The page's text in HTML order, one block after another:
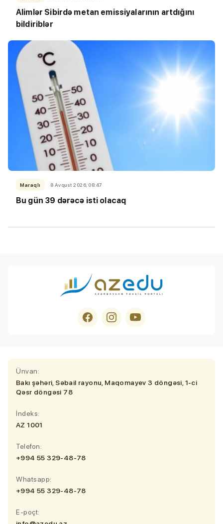
Alimlər Sibirdə metan emissiyalarının artdığını
bildiriblər
Maraqlı 8 Avqust 2026, 08:47
Bu gün 39 dərəcə isti olacaq
Ünvan:
Bakı şəhəri, Səbail rayonu, Maqomayev 3 döngəsi, 1-ci
Qəsr döngəsi 78
İndeks:
AZ 1001
Telefon:
+994 55 329-48-78
Whatsapp:
+994 55 329-48-78
E-poçt: